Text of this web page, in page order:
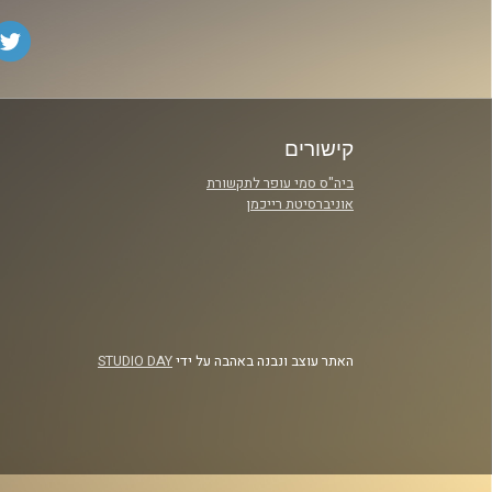
קישורים
ביה"ס סמי עופר לתקשורת
אוניברסיטת רייכמן
האתר עוצב ונבנה באהבה על ידיSTUDIO DAY